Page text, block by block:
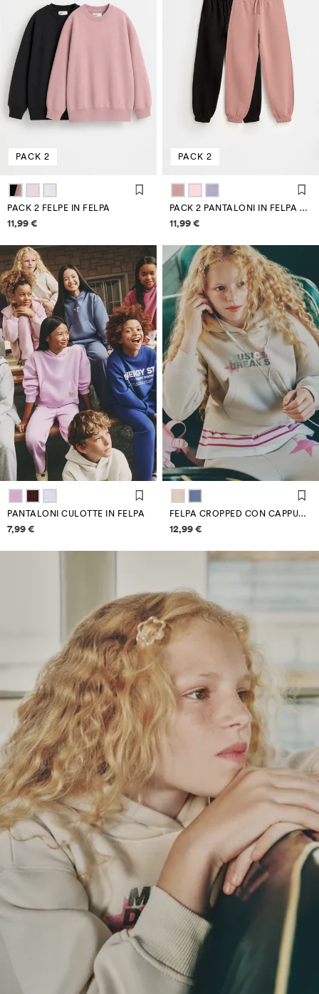
PACK 2
PACK 2 FELPE IN FELPA
Informazioni sui prezzi
11,99 €
PACK 2
PACK 2 PANTALONI IN FELPA BASIC
Informazioni sui prezzi
11,99 €
PANTALONI CULOTTE IN FELPA
Informazioni sui prezzi
7,99 €
FELPA CROPPED CON CAPPUCCIO
Informazioni sui prezzi
12,99 €